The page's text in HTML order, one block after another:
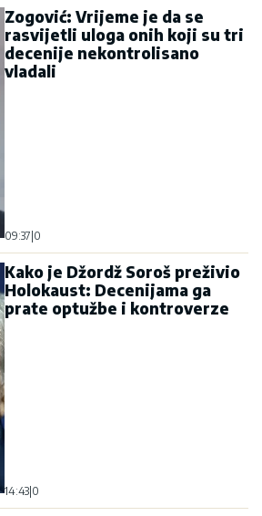
Zogović: Vrijeme je da se
rasvijetli uloga onih koji su tri
decenije nekontrolisano
vladali
09:37 0
Kako je Džordž Soroš preživio
Holokaust: Decenijama ga
prate optužbe i kontroverze
14:43 0